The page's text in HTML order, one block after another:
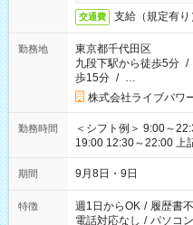
交通費 支給（規定有り
勤務地
東京都千代田区
九段下駅から徒歩5分 /
歩15分 / …
株式会社ライブパワ
勤務時間
＜シフト例＞ 9:00～
19:00 12:30～22:00 上記の時間から好きな時間を選べます！ ※
時間は変更となる可能
期間 9月8日・9日
特徴 週1日からOK / 履歴書
電話対応なし / パソコ